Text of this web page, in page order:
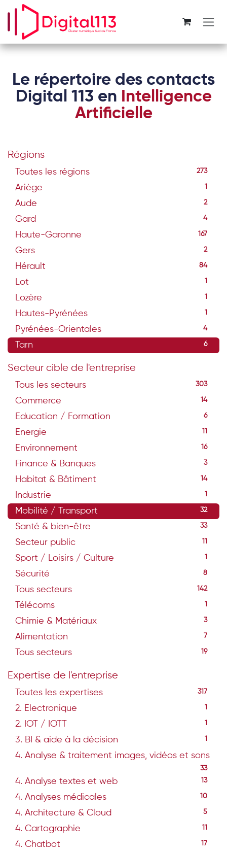
Se rendre au contenu
Le répertoire des contacts
Digital 113 en Intelligence
Artificielle
Régions
Toutes les régions 273
Ariège 1
Aude 2
Gard 4
Haute-Garonne 167
Gers 2
Hérault 84
Lot 1
Lozère 1
Hautes-Pyrénées 1
Pyrénées-Orientales 4
Tarn 6
Secteur cible de l'entreprise
Tous les secteurs 303
Commerce 14
Education / Formation 6
Energie 11
Environnement 16
Finance & Banques 3
Habitat & Bâtiment 14
Industrie 1
Mobilité / Transport 32
Santé & bien-être 33
Secteur public 11
Sport / Loisirs / Culture 1
Sécurité 8
Tous secteurs 142
Télécoms 1
Chimie & Matériaux 3
Alimentation 7
Tous secteurs 19
Expertise de l'entreprise
Toutes les expertises 317
2. Electronique 1
2. IOT / IOTT 1
3. BI & aide à la décision 1
4. Analyse & traitement images, vidéos et sons
33
4. Analyse textes et web 13
4. Analyses médicales 10
4. Architecture & Cloud 5
4. Cartographie
4. Chatbot 17